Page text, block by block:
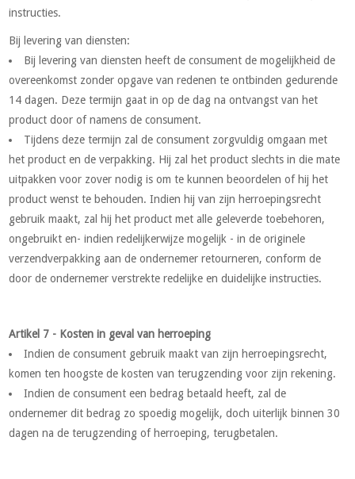
instructies.
Bij levering van diensten:
Bij levering van diensten heeft de consument de mogelijkheid de
overeenkomst zonder opgave van redenen te ontbinden gedurende
14 dagen. Deze termijn gaat in op de dag na ontvangst van het
product door of namens de consument.
Tijdens deze termijn zal de consument zorgvuldig omgaan met
het product en de verpakking. Hij zal het product slechts in die mate
uitpakken voor zover nodig is om te kunnen beoordelen of hij het
product wenst te behouden. Indien hij van zijn herroepingsrecht
gebruik maakt, zal hij het product met alle geleverde toebehoren,
ongebruikt en- indien redelijkerwijze mogelijk - in de originele
verzendverpakking aan de ondernemer retourneren, conform de
door de ondernemer verstrekte redelijke en duidelijke instructies.
Artikel 7 - Kosten in geval van herroeping
Indien de consument gebruik maakt van zijn herroepingsrecht,
komen ten hoogste de kosten van terugzending voor zijn rekening.
Indien de consument een bedrag betaald heeft, zal de
ondernemer dit bedrag zo spoedig mogelijk, doch uiterlijk binnen 30
dagen na de terugzending of herroeping, terugbetalen.